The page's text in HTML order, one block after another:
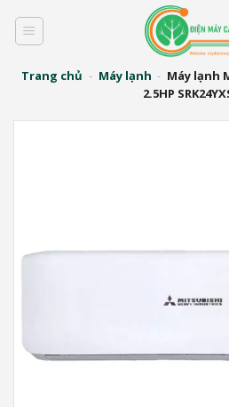
qua
dungTrang chủ - Máy lạnh - Máy lạnh
2.5HP